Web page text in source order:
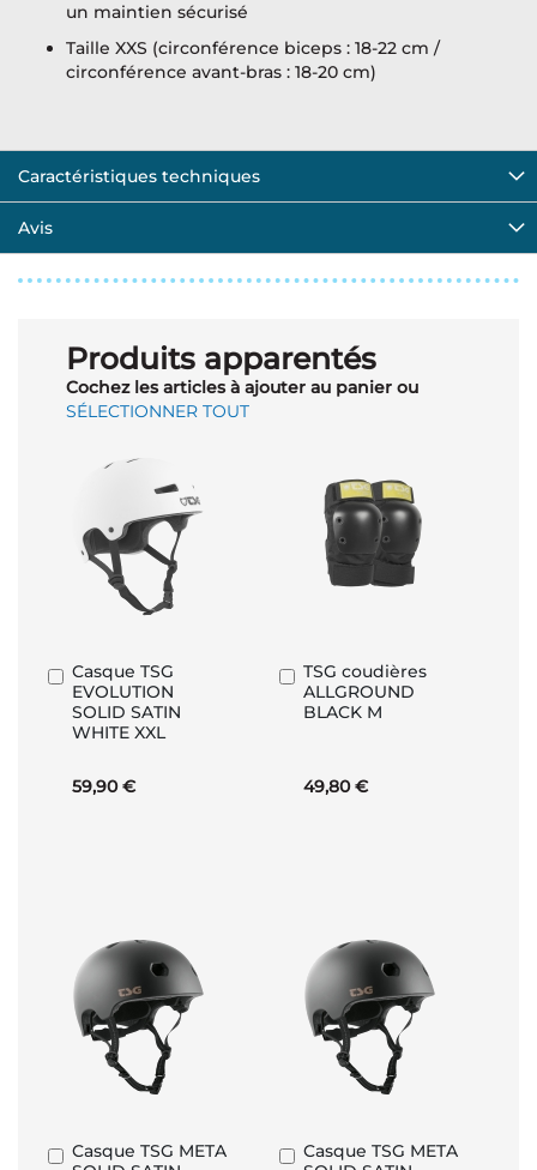
un maintien sécurisé
Taille XXS (circonférence biceps : 18-22 cm /
circonférence avant-bras : 18-20 cm)
Caractéristiques techniques
Avis
Produits apparentés
Cochez les articles à ajouter au panier ou
SÉLECTIONNER TOUT
Casque TSG
EVOLUTION
SOLID SATIN
WHITE XXL
59,90 €
Ajouter
au
panier
TSG coudières
ALLGROUND
BLACK M
49,80 €
Ajouter
au
panier
Casque TSG META
Ajouter
Casque TSG META
Ajouter